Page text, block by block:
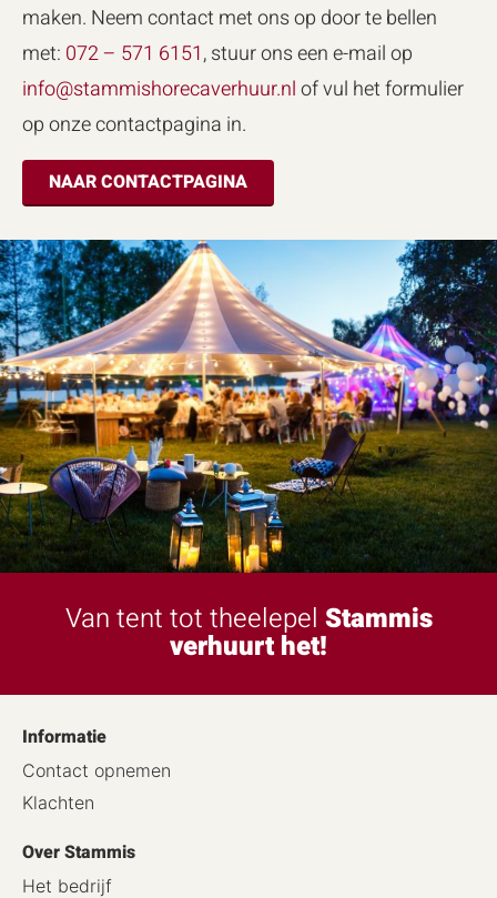
maken. Neem contact met ons op door te bellen
met: 072 – 571 6151, stuur ons een e-mail op
info@stammishorecaverhuur.nlof vul het formulier
op onze contactpagina in.
NAAR CONTACTPAGINA
Van tent tot theelepel Stammis
verhuurt het!
Informatie
Contact opnemen
Klachten
Over Stammis
Het bedrijf